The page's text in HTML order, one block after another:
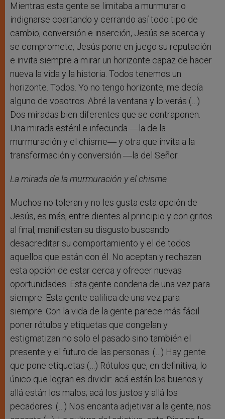
Mientras esta gente se limitaba a murmurar o
indignarse coartando y cerrando así todo tipo de
cambio, conversión e inserción, Jesús se acerca y
se compromete, Jesús pone en juego su reputación
e invita siempre a mirar un horizonte capaz de hacer
nueva la vida y la historia. Todos tenemos un
horizonte. Todos. Yo no tengo horizonte, me decía
alguno de vosotros. Abré la ventana y lo verás (…)
Dos miradas bien diferentes que se contraponen.
Una mirada estéril e infecunda ―la de la
murmuración y el chisme― y otra que invita a la
transformación y conversión ―la del Señor.
La mirada de la murmuración y el chisme
Muchos no toleran y no les gusta esta opción de
Jesús, es más, entre dientes al principio y con gritos
al final, manifiestan su disgusto buscando
desacreditar su comportamiento y el de todos
aquellos que están con él. No aceptan y rechazan
esta opción de estar cerca y ofrecer nuevas
oportunidades. Esta gente condena de una vez para
siempre. Esta gente califica de una vez para
siempre. Con la vida de la gente parece más fácil
poner rótulos y etiquetas que congelan y
estigmatizan no solo el pasado sino también el
presente y el futuro de las personas. (…) Hay gente
que pone etiquetas (…) Rótulos que, en definitiva, lo
único que logran es dividir: acá están los buenos y
allá están los malos; acá los justos y allá los
pecadores. (…) Nos encanta adjetivar a la gente, nos